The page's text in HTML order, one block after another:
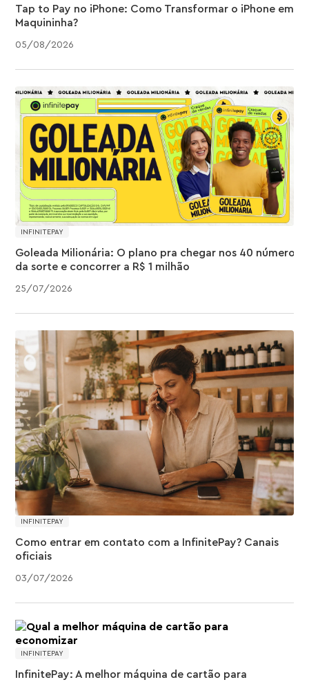
05/08/2026
Tap to Pay no iPhone: Como Transformar o iPhone em
Maquininha?
INFINITEPAY
25 /07/2026
Goleada Milionária: O plano pra chegar nos 40 números
da sorte e concorrer a R$ 1 milhão
INFINITEPAY
03/07/2026
Como entrar em contato com a InfinitePay? Canais
oficiais
INFINITEPAY
InfinitePay: A melhor máquina de cartão para